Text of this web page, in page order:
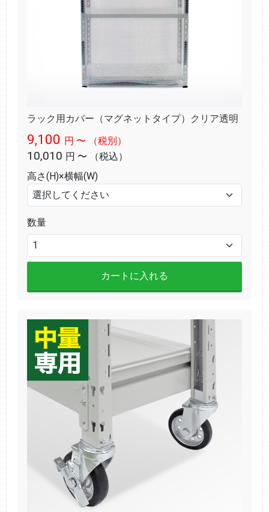
ラック用カバー（マグネットタイプ）クリア透明
9,100 円 〜 （税別）
10,010 円 〜
（税込）
高さ(H)×横幅(W)
数量
カートに入れる